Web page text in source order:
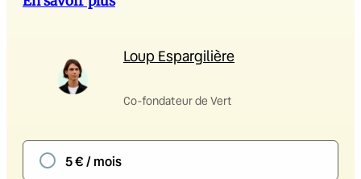
Loup Espargilière
Co-fondateur de Vert
5 € / mois